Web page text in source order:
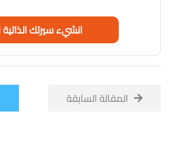
انشيء سيرتك الذاتية
المقالة السابقة